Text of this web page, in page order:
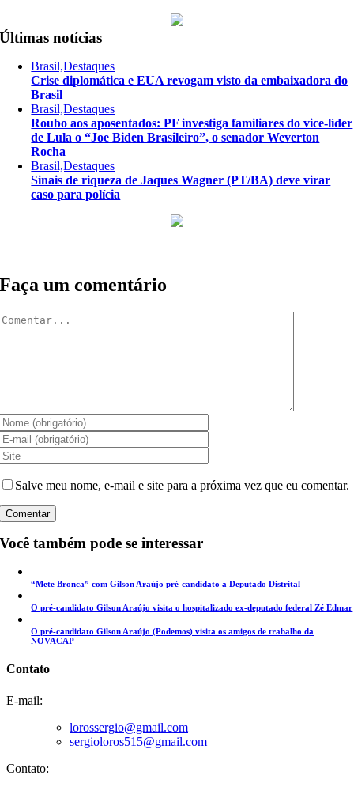
Últimas notícias
Brasil,Destaques
Crise diplomática e EUA revogam visto da embaixadora do
Brasil
Brasil,Destaques
Roubo aos aposentados: PF investiga familiares do vice-líder
de Lula o “Joe Biden Brasileiro”, o senador Weverton
Rocha
Brasil,Destaques
Sinais de riqueza de Jaques Wagner (PT/BA) deve virar
caso para polícia
Faça um comentário
Salve meu nome, e-mail e site para a próxima vez que eu comentar.
Você também pode se interessar
“Mete Bronca” com Gilson Araújo pré-candidato a Deputado Distrital
O pré-candidato Gilson Araújo visita o hospitalizado ex-deputado federal Zé Edmar
O pré-candidato Gilson Araújo (Podemos) visita os amigos de trabalho da
NOVACAP
Contato
E-mail:
lorossergio@gmail.com
sergioloros515@gmail.com
Contato: